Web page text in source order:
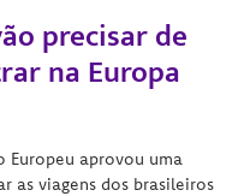
precisar de
na Europa
Europeu aprovou uma
as viagens dos brasileiros